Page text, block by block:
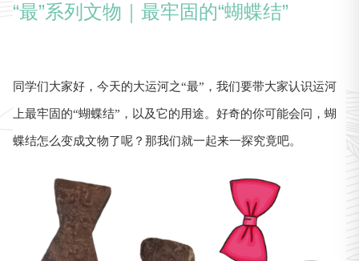
“最”系列文物｜最牢固的“蝴蝶结”
同学们大家好，今天的大运河之“最”，我们要带大家认识运河
上最牢固的“蝴蝶结”，以及它的用途。好奇的你可能会问，蝴
蝶结怎么变成文物了呢？那我们就一起来一探究竟吧。